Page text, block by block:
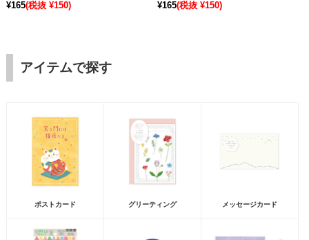
¥165(税抜 ¥150)
¥165(税抜 ¥150)
アイテムで探す
ポストカード グリーティング メッセージカード